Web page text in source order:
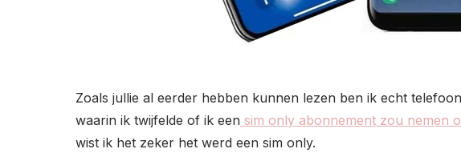
Zoals jullie al eerder hebben kunnen lezen ben ik echt
waarin ik twijfelde of ik een sim only abonnement zou nemen
wist ik het zeker het werd een sim only.